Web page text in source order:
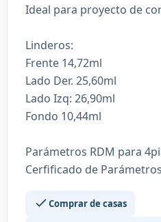
Ideal para proyecto de
Linderos:
Frente 14,72ml
Lado Der. 25,60ml
Lado Izq: 26,90ml
Fondo 10,44ml
Parámetros RDM para
Cerfificado de
Comprar de casas